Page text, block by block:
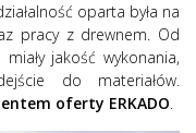
oparta była na
pracy z drewnem. Od
jakość wykonania,
do materiałów.
oferty ERKADO.